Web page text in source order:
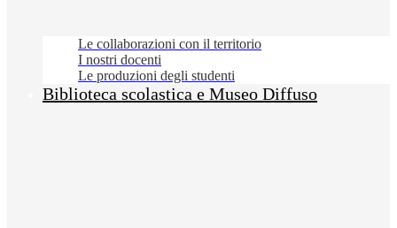
Le collaborazioni con il territorio
I nostri docenti
Le produzioni degli studenti
Biblioteca scolastica e Museo Diffuso